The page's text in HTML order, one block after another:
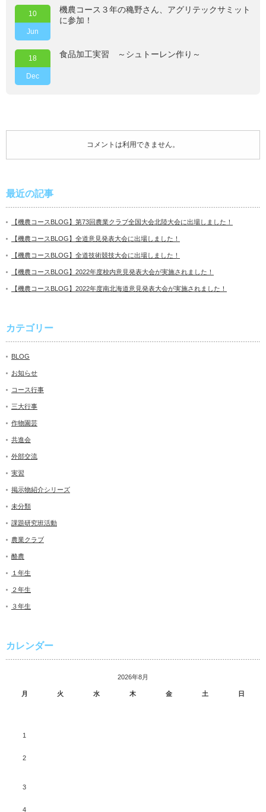
10
Jun
機農コース３年の穐野さん、アグリテックサミット
に参加！
18
Dec
食品加工実習 ～シュトーレン作り～
コメントは利用できません。
最近の記事
【機農コースBLOG】第73回農業クラブ全国大会北陸大会に出場しました！
【機農コースBLOG】全道意見発表大会に出場しました！
【機農コースBLOG】全道技術競技大会に出場しました！
【機農コースBLOG】2022年度校内意見発表大会が実施されました！
【機農コースBLOG】2022年度南北海道意見発表大会が実施されました！
カテゴリー
BLOG
お知らせ
コース行事
三大行事
作物園芸
共進会
外部交流
実習
掲示物紹介シリーズ
未分類
課題研究班活動
農業クラブ
酪農
１年生
２年生
３年生
カレンダー
2026年8月
月 火 水 木 金 土 日
1
2
3
4